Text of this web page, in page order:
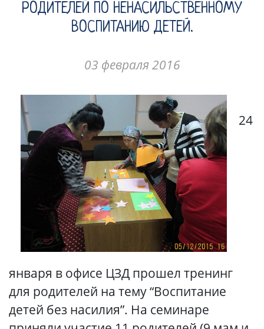
РОДИТЕЛЕЙ ПО НЕНАСИЛЬСТВЕННОМУ
ВОСПИТАНИЮ ДЕТЕЙ.
03 февраля 2016
24
января в офисе ЦЗД прошел тренинг
для родителей на тему “Воспитание
детей без насилия”. На семинаре